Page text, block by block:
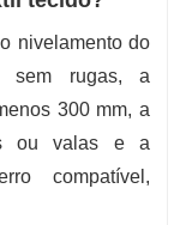
nivelamento do
sem rugas, a
300 mm, a
ou valas e a
compatível,